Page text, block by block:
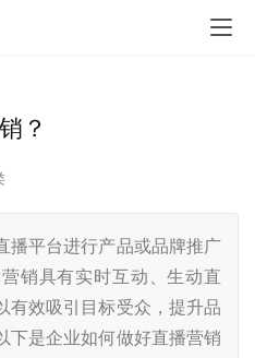
？
播平台进行产品或品牌推广
销具有实时互动、生动直
有效吸引目标受众，提升品
下是企业如何做好直播营销